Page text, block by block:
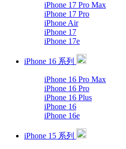
iPhone 17 Pro Max
iPhone 17 Pro
iPhone Air
iPhone 17
iPhone 17e
iPhone 16 系列
iPhone 16 Pro Max
iPhone 16 Pro
iPhone 16 Plus
iPhone 16
iPhone 16e
iPhone 15 系列